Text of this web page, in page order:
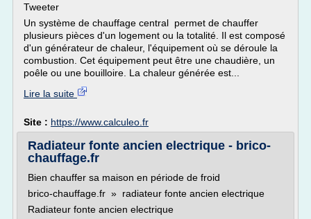
Tweeter
Un système de chauffage central permet de chauffer
plusieurs pièces d'un logement ou la totalité. Il est composé
d'un générateur de chaleur, l'équipement où se déroule la
combustion. Cet équipement peut être une chaudière, un
poêle ou une bouilloire. La chaleur générée est...
Lire la suite
Site : https://www.calculeo.fr
Radiateur fonte ancien electrique - brico-
chauffage.fr
Bien chauffer sa maison en période de froid
brico-chauffage.fr » radiateur fonte ancien electrique
Radiateur fonte ancien electrique